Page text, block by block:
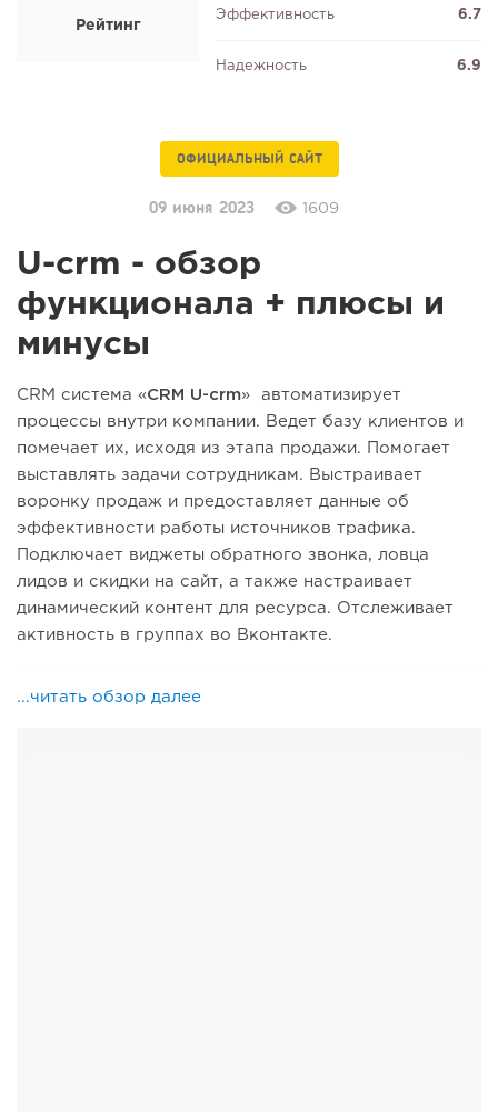
Рейтинг
Эффективность 6.7
Надежность 6.9
ОФИЦИАЛЬНЫЙ САЙТ
09 июня 2023 1609
U-crm - обзор
функционала + плюсы и
минусы
CRM система «CRM U-crm» автоматизирует
процессы внутри компании. Ведет базу клиентов и
помечает их, исходя из этапа продажи. Помогает
выставлять задачи сотрудникам. Выстраивает
воронку продаж и предоставляет данные об
эффективности работы источников трафика.
Подключает виджеты обратного звонка, ловца
лидов и скидки на сайт, а также настраивает
динамический контент для ресурса. Отслеживает
активность в группах во Вконтакте.
...читать обзор далее